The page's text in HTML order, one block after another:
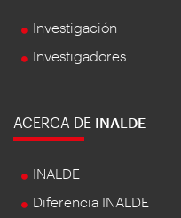
Investigación
Investigadores
ACERCA DE INALDE
INALDE
Diferencia INALDE